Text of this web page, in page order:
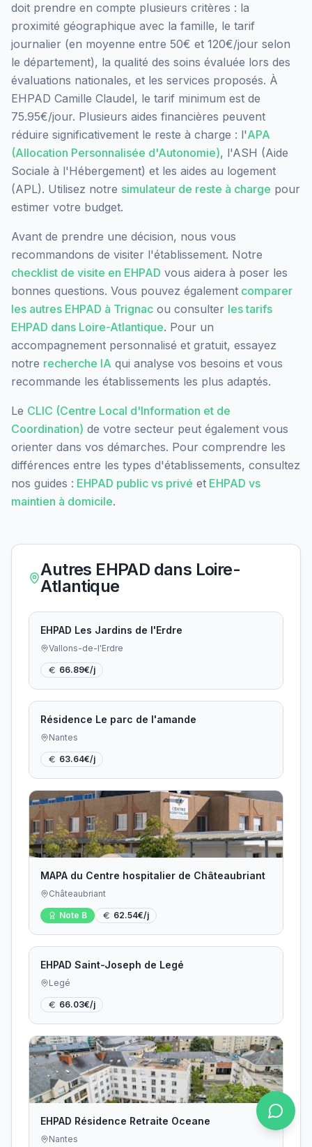
doit prendre en compte plusieurs critères : la
proximité géographique avec la famille, le tarif
journalier (en moyenne entre 50€ et 120€/jour selon
le département), la qualité des soins évaluée lors des
évaluations nationales, et les services proposés. À
EHPAD Camille Claudel, le tarif minimum est de
75.95€/jour. Plusieurs aides financières peuvent
réduire significativement le reste à charge : l'APA
(Allocation Personnalisée d'Autonomie), l'ASH (Aide
Sociale à l'Hébergement) et les aides au logement
(APL). Utilisez notre simulateur de reste à charge pour
estimer votre budget.
Avant de prendre une décision, nous vous
recommandons de visiter l'établissement. Notre
checklist de visite en EHPAD vous aidera à poser les
bonnes questions. Vous pouvez également comparer
les autres EHPAD à Trignac ou consulter les tarifs
EHPAD dans Loire-Atlantique. Pour un
accompagnement personnalisé et gratuit, essayez
notre recherche IA qui analyse vos besoins et vous
recommande les établissements les plus adaptés.
Le CLIC (Centre Local d'Information et de
Coordination) de votre secteur peut également vous
orienter dans vos démarches. Pour comprendre les
différences entre les types d'établissements, consultez
nos guides : EHPAD public vs privé et EHPAD vs
maintien à domicile.
Autres EHPAD dans Loire-
Atlantique
EHPAD Les Jardins de l'Erdre
Vallons-de-l'Erdre
66.89€/j
Résidence Le parc de l'amande
Nantes
63.64€/j
MAPA du Centre hospitalier de Châteaubriant
Châteaubriant
Note B 62.54€/j
EHPAD Saint-Joseph de Legé
Legé
66.03€/j
EHPAD Résidence Retraite Oceane
Nantes